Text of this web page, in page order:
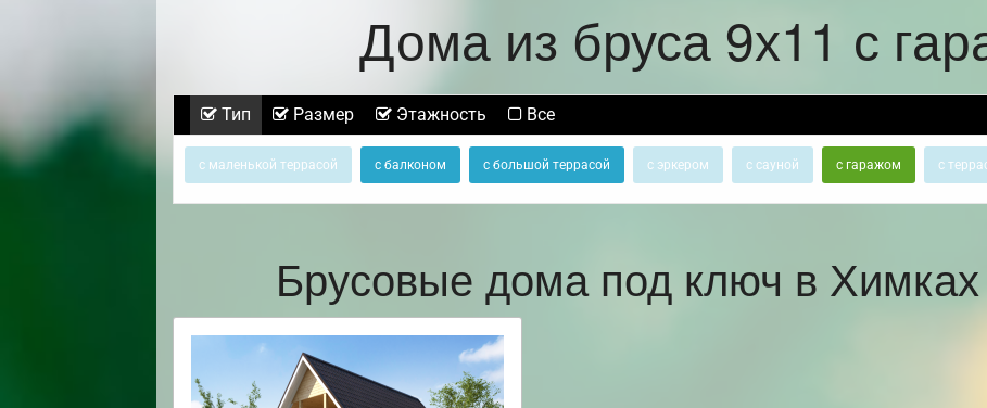
Дома из бруса 9х11 с
Тип Размер Этажность Все
с маленькой террасой с балконом с большой террасой с эркером с сауной с гаражом с
Брусовые дома под ключ в